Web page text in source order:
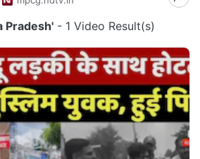
Pradesh' - 1 Video Result(s)